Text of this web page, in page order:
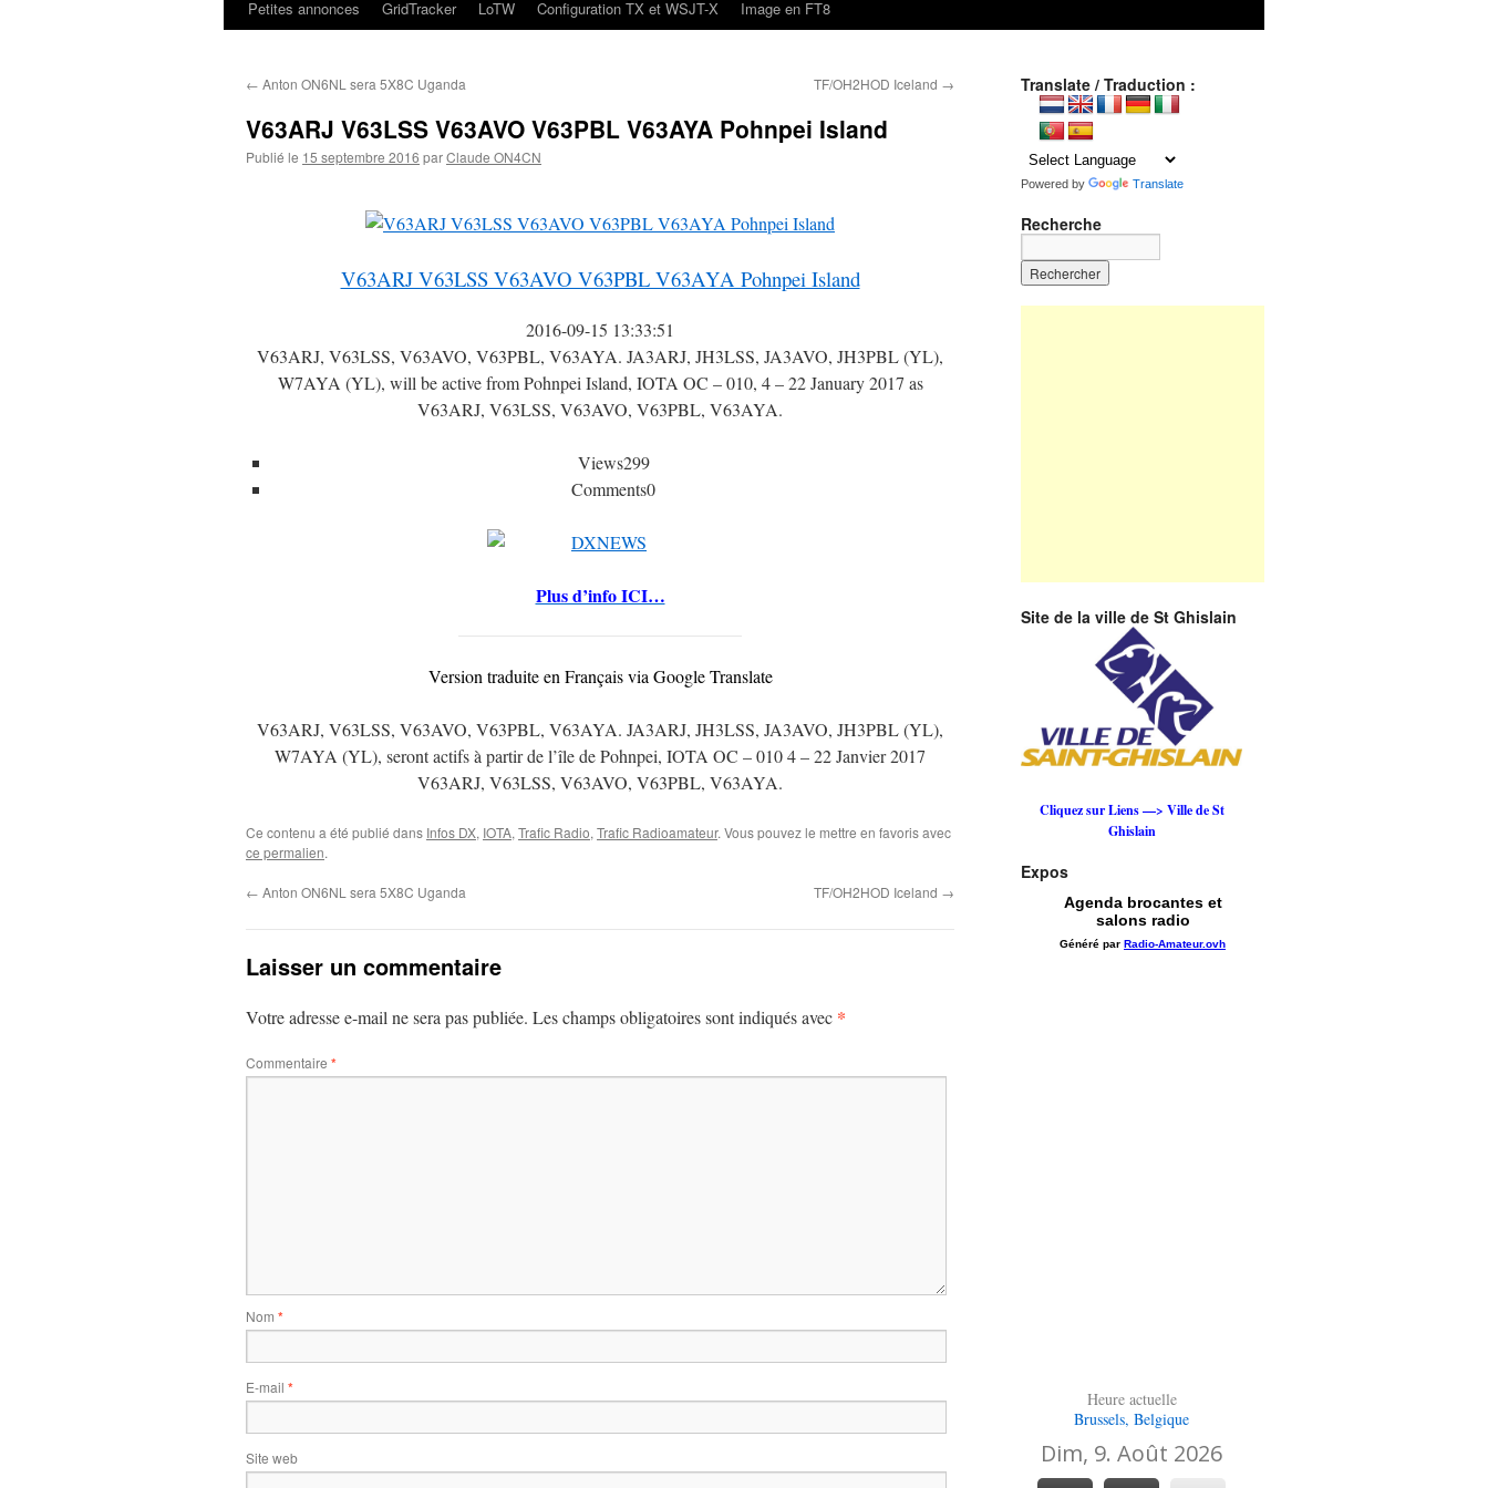
Petites annonces
GridTracker LoTW Configuration TX et WSJT-X Image en FT8
← Anton ON6NL sera 5X8C Uganda TF/OH2HOD Iceland →
V63ARJ V63LSS V63AVO V63PBL V63AYA Pohnpei Island
Publié le 15 septembre 2016 parClaude ON4CN
V63ARJ V63LSS V63AVO V63PBL V63AYA Pohnpei Island
2016-09-15 13:33:51
V63ARJ, V63LSS, V63AVO, V63PBL, V63AYA. JA3ARJ, JH3LSS, JA3AVO, JH3PBL (YL),
W7AYA (YL), will be active from Pohnpei Island, IOTA OC – 010, 4 – 22 January 2017 as
V63ARJ, V63LSS, V63AVO, V63PBL, V63AYA.
Views299
Comments0
Plus d’info ICI…
Version traduite en Français via Google Translate
V63ARJ, V63LSS, V63AVO, V63PBL, V63AYA. JA3ARJ, JH3LSS, JA3AVO, JH3PBL (YL),
W7AYA (YL), seront actifs à partir de l’île de Pohnpei, IOTA OC – 010 4 – 22 Janvier 2017
V63ARJ, V63LSS, V63AVO, V63PBL, V63AYA.
Ce contenu a été publié dans Infos DX, IOTA, Trafic Radio, Trafic Radioamateur. Vous pouvez le mettre en favoris avec
ce permalien.
← Anton ON6NL sera 5X8C Uganda TF/OH2HOD Iceland →
Laisser un commentaire
Votre adresse e-mail ne sera pas publiée. Les champs obligatoires sont indiqués avec *
Commentaire *
Nom *
E-mail *
Site web
Translate / Traduction :
Powered by Translate
Recherche
Site de la ville de St Ghislain
Cliquez sur Liens —> Ville de St
Ghislain
Expos
Heure actuelle
Brussels, Belgique